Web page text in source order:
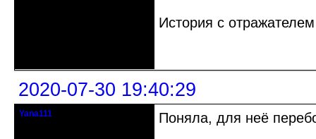
История с
2020-07-30 19:40:29
Yana111 Поняла, для неё